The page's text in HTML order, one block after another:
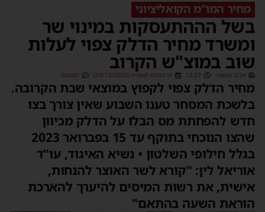
מחיר המו"מ הקואליציוני
בשל הההתעסקות במינוי שר
ומשרד מחיר הדלק צפוי לעלות
שוב במוצ"ש הקרוב
אביב נחשוני 12:27 ה׳ בטבת תשפ״ג (29/12/2022) תגובות
מחיר הדלק צפוי לקפוץ במוצאי שבת הקרובה.
בלשכת המסחר טענו השבוע שאין צורך בצו
חדש להפחתת מס הבלו על הדלק מכיוון
שהצו הנוכחי בתוקף עד 15 בפברואר 2023
בגלל חילופי השלטון • נשיא האיגוד, עו"ד
אוריאל לין: "קורא לשר האוצר להנחות,
אישית, את רשות המיסים להיערך להארכת
הוראת השעה בהתאם"